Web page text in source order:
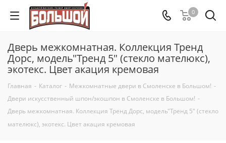
0
Дверь межкомнатная. Коллекция Тренд
Дорс, модель"Тренд 5" (стекло мателюкс),
экотекс. Цвет акация кремовая
Главная - Каталог - Межкомнатные двери в Смоленске в Большом! -
Двери искусственный шпон/экошпон в Смоленске в Большом! -
Дверь межкомнатная. Коллекция Тренд Дорс, модель"Тренд 5" (стекло
мателюкс), экотекс. Цвет акация кремовая